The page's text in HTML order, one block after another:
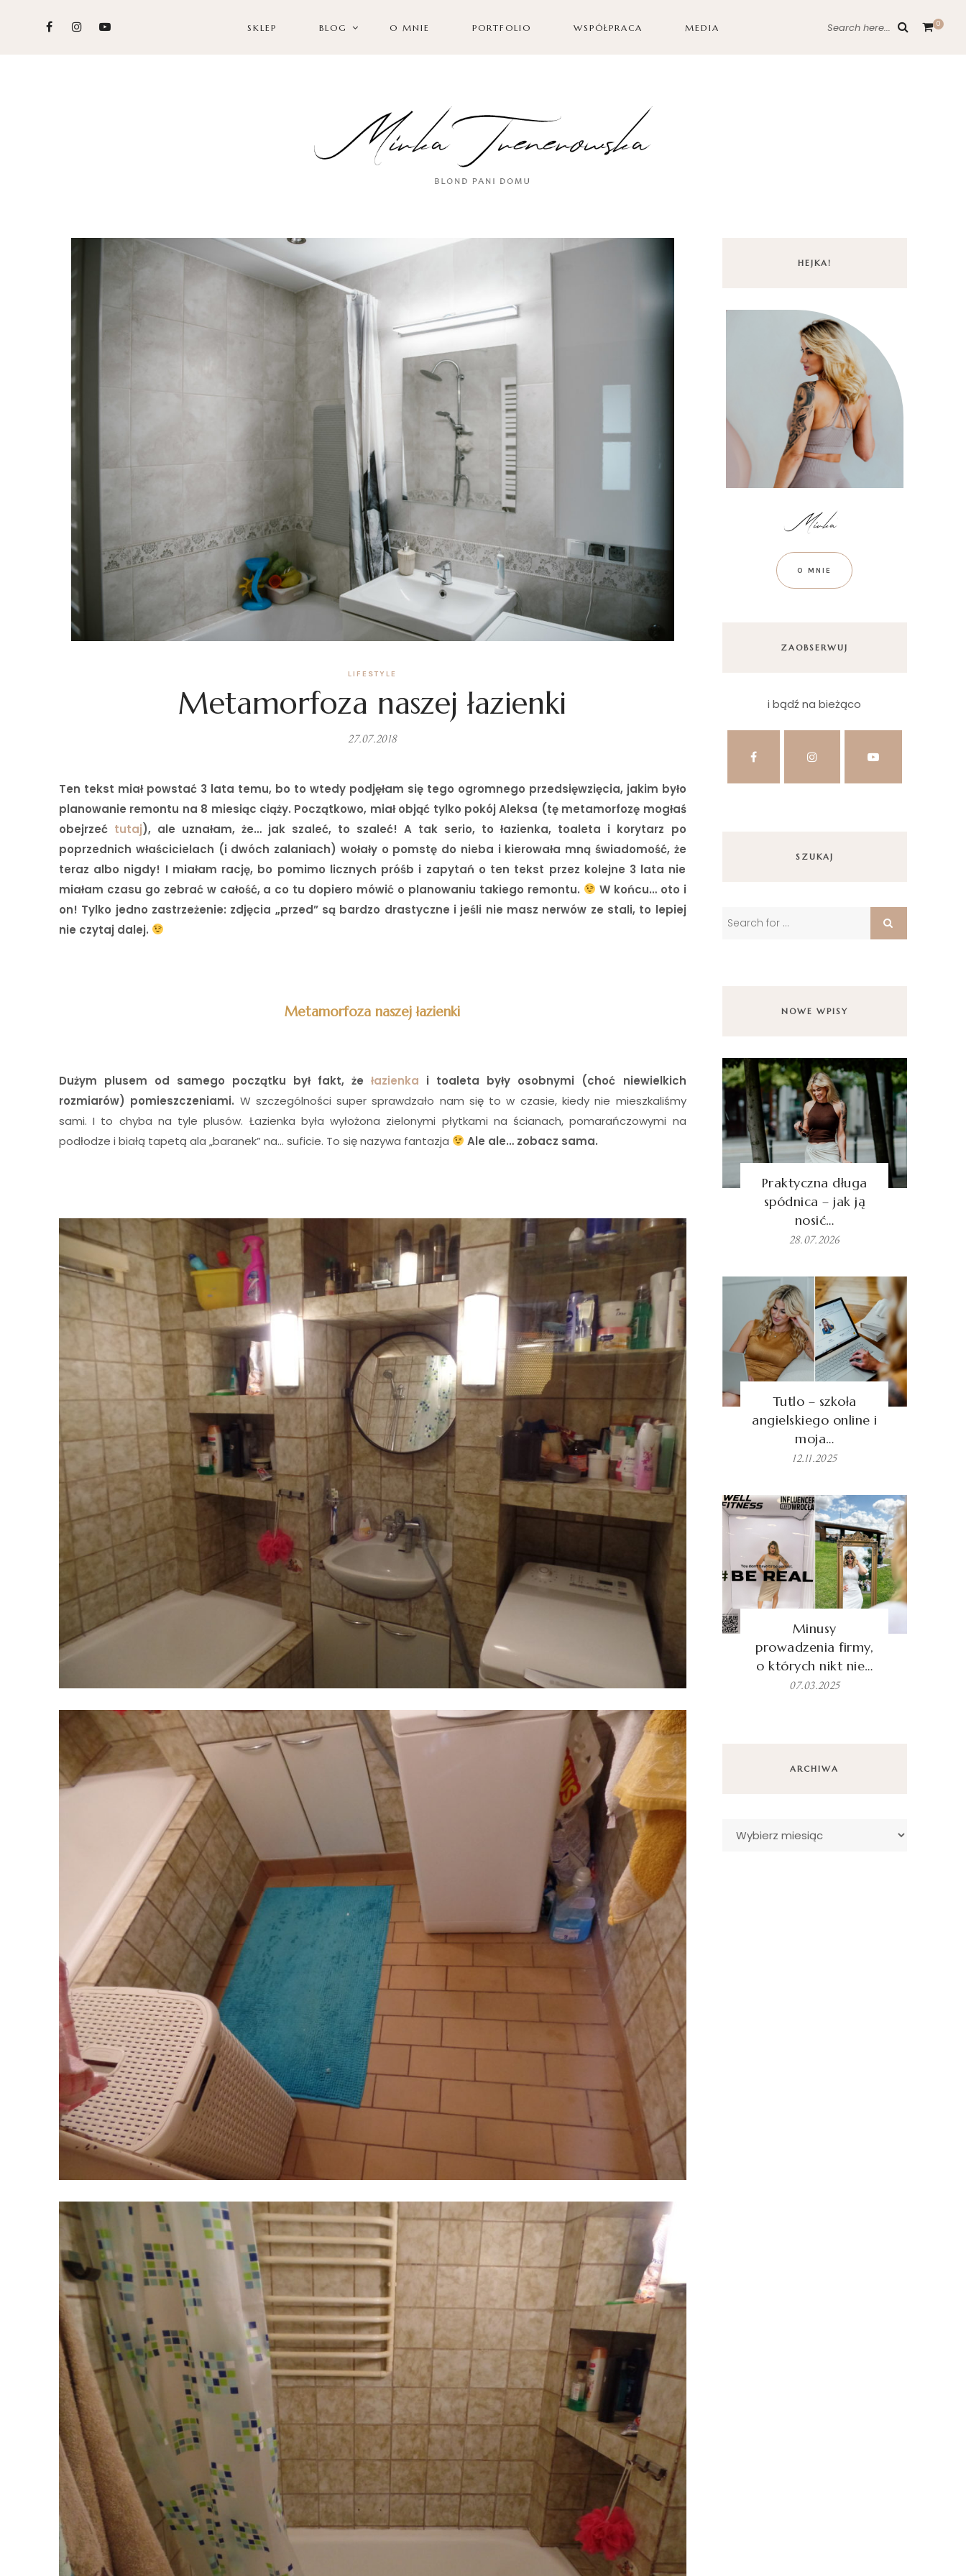
SKLEP BLOG O MNIE PORTFOLIO WSPÓŁPRACA MEDIA Search here... 0
LIFESTYLE
Metamorfoza naszej łazienki
27.07.2018
Ten tekst miał powstać 3 lata temu, bo to wtedy podjęłam się tego ogromnego przedsięwzięcia, jakim było
planowanie remontu na 8 miesiąc ciąży. Początkowo, miał objąć tylko pokój Aleksa (tę metamorfozę mogłaś
obejrzeć tutaj), ale uznałam, że… jak szaleć, to szaleć! A tak serio, to łazienka, toaleta i korytarz po
poprzednich właścicielach (i dwóch zalaniach) wołały o pomstę do nieba i kierowała mną świadomość, że
teraz albo nigdy! I miałam rację, bo pomimo licznych próśb i zapytań o ten tekst przez kolejne 3 lata nie
miałam czasu go zebrać w całość, a co tu dopiero mówić o planowaniu takiego remontu.
W końcu… oto i
on! Tylko jedno zastrzeżenie: zdjęcia „przed” są bardzo drastyczne i jeśli nie masz nerwów ze stali, to lepiej
nie czytaj dalej.
Metamorfoza naszej łazienki
Dużym plusem od samego początku był fakt, żełazienka i toaleta były osobnymi (choć niewielkich
rozmiarów) pomieszczeniami. W szczególności super sprawdzało nam się to w czasie, kiedy nie mieszkaliśmy
sami. I to chyba na tyle plusów. Łazienka była wyłożona zielonymi płytkami na ścianach, pomarańczowymi na
podłodze i białą tapetą ala „baranek” na… suficie. To się nazywa fantazja
Ale ale… zobacz sama.
HEJKA!
O MNIE
ZAOBSERWUJ
i bądź na bieżąco
SZUKAJ
NOWE WPISY
Praktyczna długa
spódnica – jak ją
nosić…
28.07.2026
Tutlo – szkoła
angielskiego online i
moja…
12.11.2025
Minusy
prowadzenia firmy,
o których nikt nie…
07.03.2025
ARCHIWA